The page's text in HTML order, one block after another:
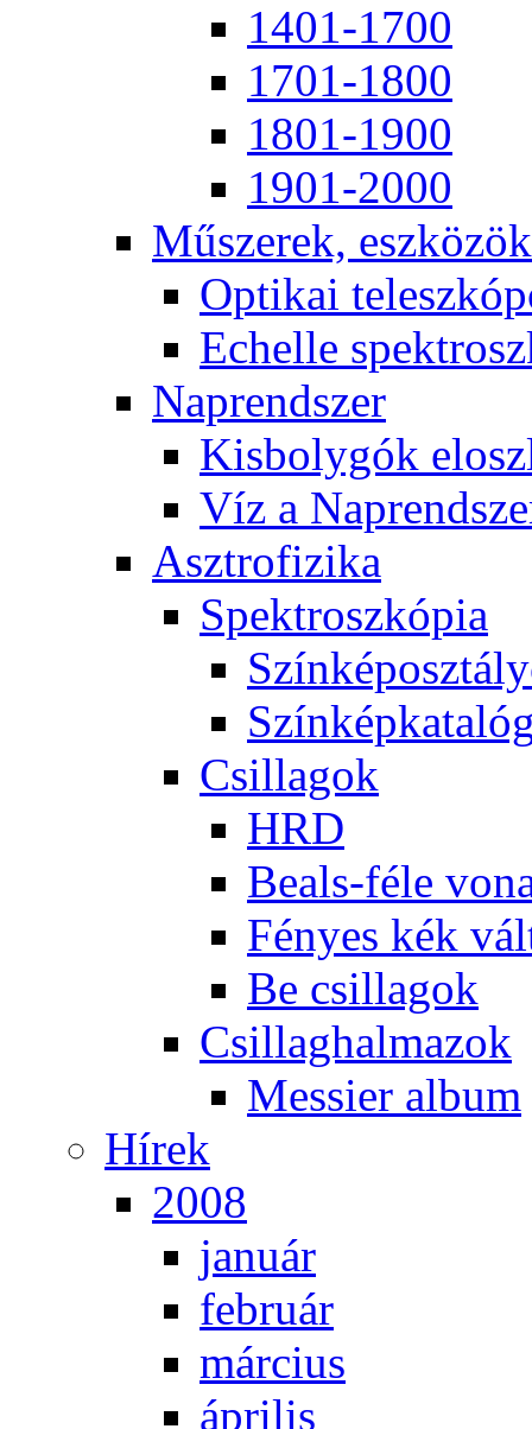
1401-1700
1701-1800
1801-1900
1901-2000
Mű­sze­rek, esz­kö­zök
Op­ti­kai
Echel­le
Nap­rend­szer
Kis­boly­gók
Víz a
Aszt­ro­fi­zi­ka
Spekt­rosz­kó­pia
Csil­la­gok
HRD
Be­als-fé­le
Fé­nyes kék
Be csil­la­gok
Csil­lag­hal­ma­zok
Mes­si­er al­bum
Hí­rek
2008
ja­nu­ár
feb­ru­ár
már­ci­us
áp­ri­lis